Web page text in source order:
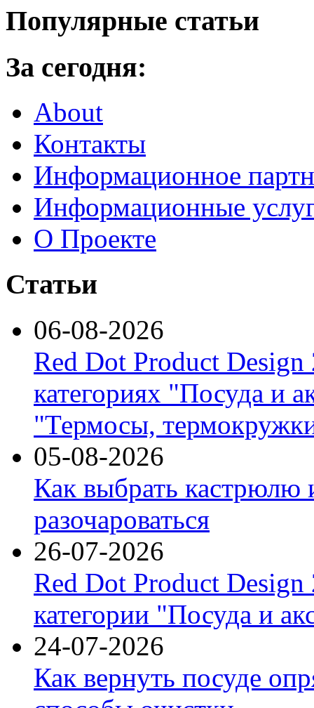
Популярные статьи
За сегодня:
About
Контакты
Информационное
Информационные
О Проекте
Статьи
06-08-2026
Red Dot Product Design
категориях "Посуда и
"Термосы,
05-08-2026
Как выбрать кастрюлю
разочароваться
26-07-2026
Red Dot Product Design
категории "Посуда и
24-07-2026
Как вернуть посуде